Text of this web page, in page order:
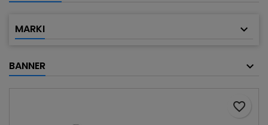
MARKI
BANNER
favorite_border